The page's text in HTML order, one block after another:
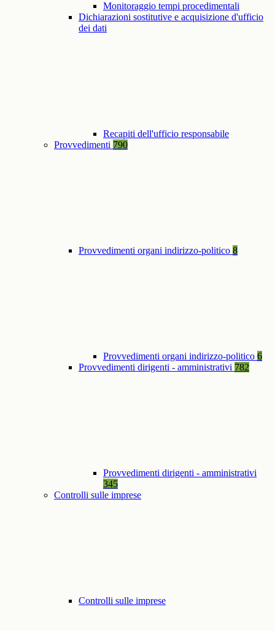
Monitoraggio tempi procedimentali
Dichiarazioni sostitutive e acquisizione d'ufficio
dei dati
Recapiti dell'ufficio responsabile
Provvedimenti 790
Provvedimenti organi indirizzo-politico 8
Provvedimenti organi indirizzo-politico 6
Provvedimenti dirigenti - amministrativi 782
Provvedimenti dirigenti - amministrativi
345
Controlli sulle imprese
Controlli sulle imprese